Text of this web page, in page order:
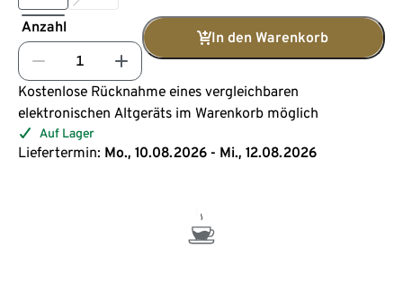
Anzahl
In den Warenkorb
Kostenlose Rücknahme eines vergleichbaren
elektronischen Altgeräts im Warenkorb möglich
Auf Lager
Liefertermin: Mo., 10.08.2026 - Mi., 12.08.2026